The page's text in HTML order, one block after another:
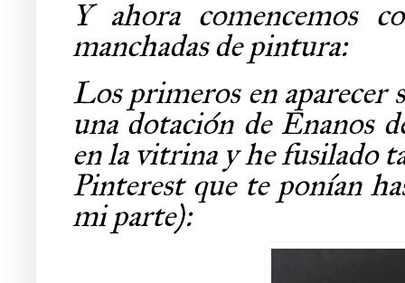
Y ahora comencemos
manchadas de pintura:
Los primeros en aparecer
una dotación de Enanos
en la vitrina y he fusilado
Pinterest que te ponían
mi parte):